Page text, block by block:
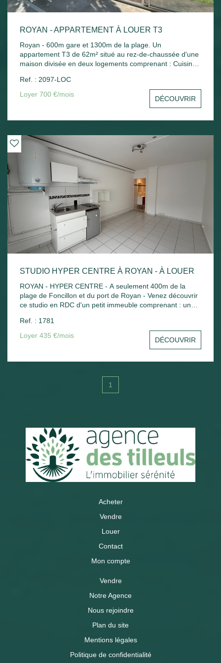
ROYAN - APPARTEMENT À LOUER T3
Royan - 600m gare et 1300m de la plage. Un
appartement T3 de 62m² situé au rez-de-chaussée d'une
maison divisée en deux logements comprenant : Cuisine
et wc. Chauffage électrique. Jardin commun.
Ref. : 2097-LOC
Loyer 700 €/mois
DÉCOUVRIR
STUDIO HYPER CENTRE À ROYAN - À LOUER
ROYAN - HYPER CENTRE - A seulement 400m de la
plage de Foncillon et du port de Royan - Venez découvrir
ce studio en RDC d'un petit immeuble comprenant : une
Chauffage électrique.
Ref. : 1781
Loyer 435 €/mois
DÉCOUVRIR
1
Acheter
Vendre
Louer
Contact
Mon compte
Vendre
Notre Agence
Nous rejoindre
Plan du site
Mentions légales
Politique de confidentialité